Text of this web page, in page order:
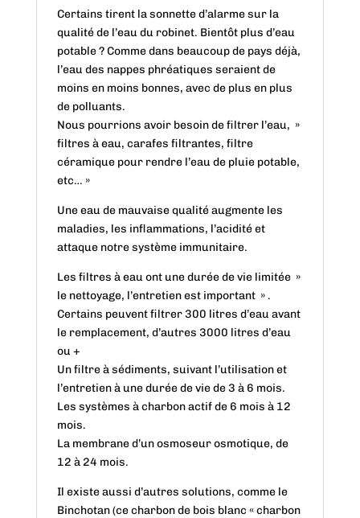
Certains tirent la sonnette d’alarme sur la
qualité de l’eau du robinet. Bientôt plus d’eau
potable ? Comme dans beaucoup de pays déjà,
l’eau des nappes phréatiques seraient de
moins en moins bonnes, avec de plus en plus
de polluants.
Nous pourrions avoir besoin de filtrer l’eau, »
filtres à eau, carafes filtrantes, filtre
céramique pour rendre l’eau de pluie potable,
etc… »
Une eau de mauvaise qualité augmente les
maladies, les inflammations, l’acidité et
attaque notre système immunitaire.
Les filtres à eau ont une durée de vie limitée »
le nettoyage, l’entretien est important » .
Certains peuvent filtrer 300 litres d’eau avant
le remplacement, d’autres 3000 litres d’eau
ou +
Un filtre à sédiments, suivant l’utilisation et
l’entretien à une durée de vie de 3 à 6 mois.
Les systèmes à charbon actif de 6 mois à 12
mois.
La membrane d’un osmoseur osmotique, de
12 à 24 mois.
Il existe aussi d’autres solutions, comme le
Binchotan (ce charbon de bois blanc « charbon